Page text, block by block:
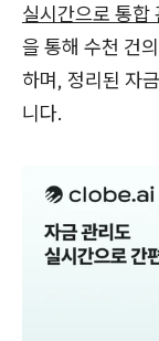
실시간으로 통합
을 통해 수천 건
하며, 정리된 자
니다.